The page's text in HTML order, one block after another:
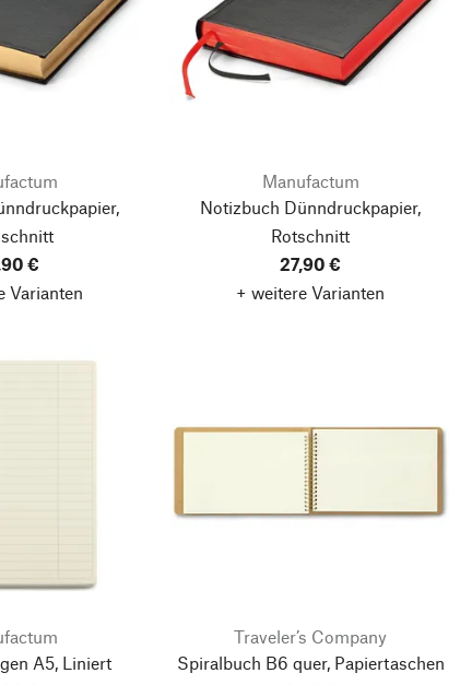
€
Varianten
Manufactum
Notizbuch Dünndruckpapier,
Rotschnitt
27,90 €
+ weitere Varianten
A5, Liniert
Traveler’s Company
Spiralbuch B6 quer, Papiertaschen